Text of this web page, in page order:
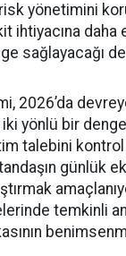
yönetimini
ihtiyacına
sağlayacağı
2026’da
yönlü bir
talebini
günlük
temkinli